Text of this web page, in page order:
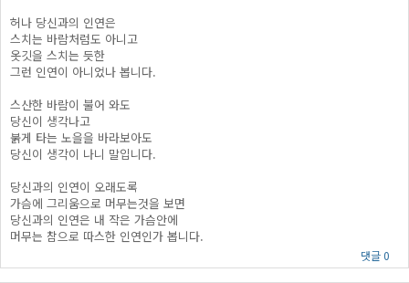
허나 당신과의 인연은
스치는 바람처럼도 아니고
옷깃을 스치는 듯한
그런 인연이 아니었나 봅니다.
스산한 바람이 불어 와도
당신이 생각나고
붉게 타는 노을을 바라보아도
당신이 생각이 나니 말입니다.
당신과의 인연이 오래도록
가슴에 그리움으로 머무는것을 보면
당신과의 인연은 내 작은 가슴안에
머무는 참으로 따스한 인연인가 봅니다.
댓글 0